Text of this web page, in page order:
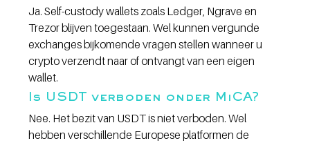
Ja. Self-custody wallets zoals Ledger, Ngrave en
Trezor blijven toegestaan. Wel kunnen vergunde
exchanges bijkomende vragen stellen wanneer u
crypto verzendt naar of ontvangt van een eigen
wallet.
Is USDT verboden onder MiCA?
Nee. Het bezit van USDT is niet verboden. Wel
hebben verschillende Europese platformen de